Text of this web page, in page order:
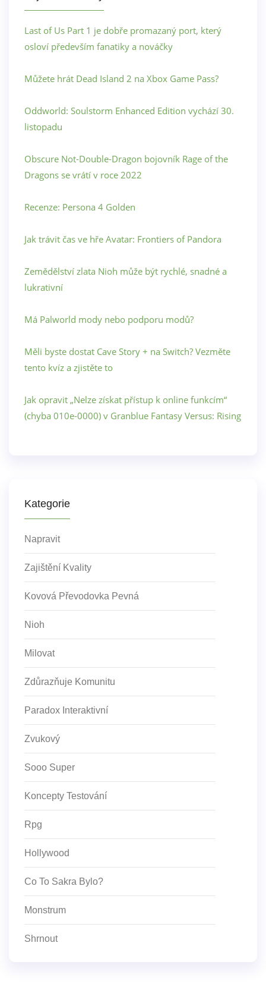
Last of Us Part 1 je dobře promazaný port, který
osloví především fanatiky a nováčky
Můžete hrát Dead Island 2 na Xbox Game Pass?
Oddworld: Soulstorm Enhanced Edition vychází 30.
listopadu
Obscure Not-Double-Dragon bojovník Rage of the
Dragons se vrátí v roce 2022
Recenze: Persona 4 Golden
Jak trávit čas ve hře Avatar: Frontiers of Pandora
Zemědělství zlata Nioh může být rychlé, snadné a
lukrativní
Má Palworld mody nebo podporu modů?
Měli byste dostat Cave Story + na Switch? Vezměte
tento kvíz a zjistěte to
Jak opravit „Nelze získat přístup k online funkcím“
(chyba 010e-0000) v Granblue Fantasy Versus: Rising
Kategorie
Napravit
Zajištění Kvality
Kovová Převodovka Pevná
Nioh
Milovat
Zdůrazňuje Komunitu
Paradox Interaktivní
Zvukový
Sooo Super
Koncepty Testování
Rpg
Hollywood
Co To Sakra Bylo?
Monstrum
Shrnout